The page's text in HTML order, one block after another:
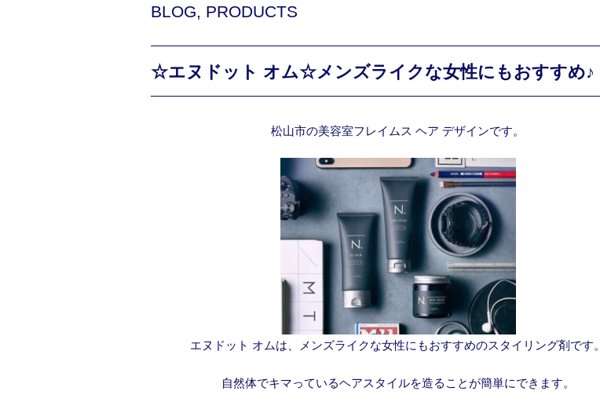
BLOG, PRODUCTS
☆エヌドット オム☆メンズライクな女性にもおすすめ♪
松山市の美容室フレイムス ヘア デザインです。
エヌドット オムは、メンズライクな女性にもおすすめのスタイリング剤です。
自然体でキマっているヘアスタイルを造ることが簡単にできます。